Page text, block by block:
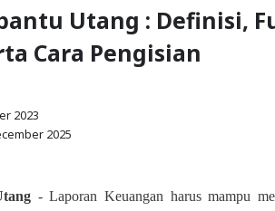
Utang : Definisi,
Cara Pengisian
2023
2025
- Laporan Keuangan harus mampu